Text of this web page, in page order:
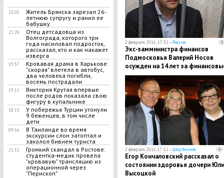
23:00
Житель Брянска зарезал 26-
летнюю супругу и ранил ее
бабушку
21:20
Отец детсадовца из
Волгограда, которого три
года насиловал подросток,
рассказал, кто и как накажет
изверга
19:37
Кровавая драма в Харькове:
"скорая" влетела в автобус,
два человека погибли,
восемь пострадали
19:11
Виктория Крутая впервые
после родов показала свою
фигуру в купальнике
18:13
У побережья Турции утонули
9 беженцев, в том числе
дети
09:56
В Таиланде во время
экскурсии слон затоптал и
заколол бивнем туриста
21:51
Громкий скандал в Ростове:
студентка-медик провела
"кровавую" трансляцию из
операционной через
"Перископ"
2 февраля 2016, 17:31 —Россия
Экс-замминистра финансов
Подмосковья Валерий Носов
осужден на 14 лет за
махинации
2 февраля 2016, 17:12 —Шоу-бизнес
Егор Кончаловский рассказал о
состоянии здоровья дочери
Высоцкой